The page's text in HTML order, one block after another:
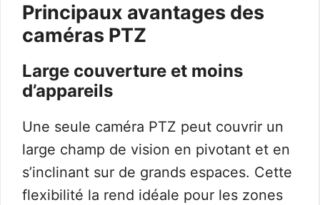
Principaux avantages des
caméras PTZ
Large couverture et moins
d’appareils
Une seule caméra PTZ peut couvrir un
large champ de vision en pivotant et en
s’inclinant sur de grands espaces. Cette
flexibilité la rend idéale pour les zones